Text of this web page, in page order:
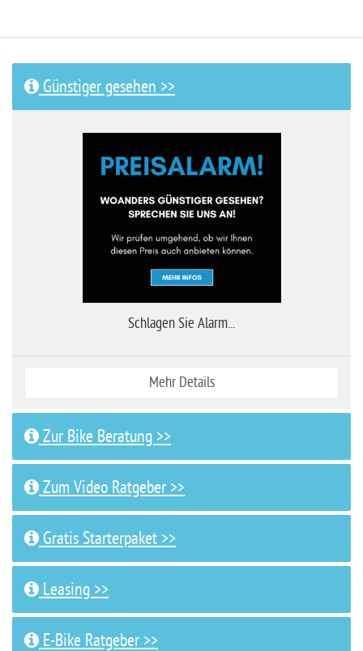
Günstiger gesehen >>
Schlagen Sie Alarm...
Mehr Details
Zur Bike Beratung >>
Zum Video Ratgeber >>
Gratis Starterpaket >>
Leasing >>
E-Bike Ratgeber >>